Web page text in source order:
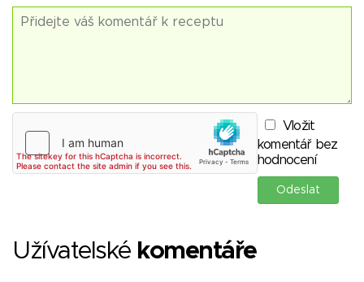
Vložit
komentář bez
hodnocení
Užívatelské komentáře